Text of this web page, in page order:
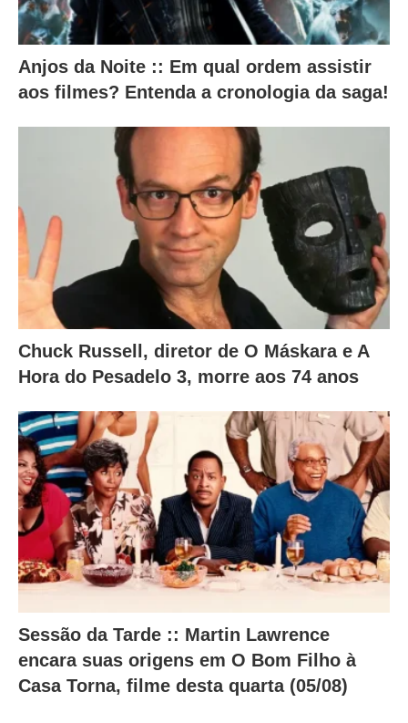
ú
d
o
a
b
x
o
.
Anjos da Noite :: Em qual ordem assistir
aos filmes? Entenda a cronologia da saga!
Chuck Russell, diretor de O Máskara e A
Hora do Pesadelo 3, morre aos 74 anos
Sessão da Tarde :: Martin Lawrence
encara suas origens em O Bom Filho à
Casa Torna, filme desta quarta (05/08)